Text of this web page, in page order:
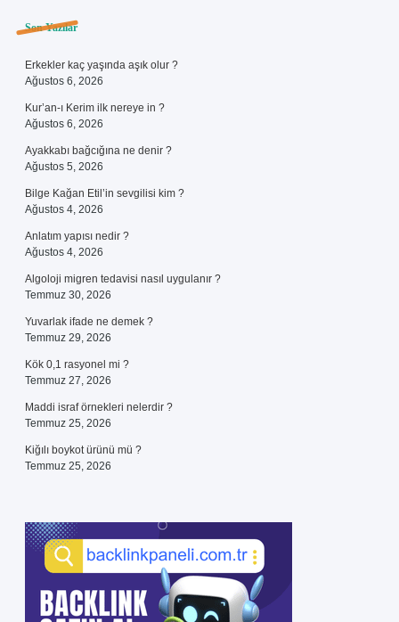
Sidebar
Son Yazılar
Erkekler kaç yaşında aşık olur ?
Ağustos 6, 2026
Kur’an-ı Kerim ilk nereye in ?
Ağustos 6, 2026
Ayakkabı bağcığına ne denir ?
Ağustos 5, 2026
Bilge Kağan Etil’in sevgilisi kim ?
Ağustos 4, 2026
Anlatım yapısı nedir ?
Ağustos 4, 2026
Algoloji migren tedavisi nasıl uygulanır ?
Temmuz 30, 2026
Yuvarlak ifade ne demek ?
Temmuz 29, 2026
Kök 0,1 rasyonel mi ?
Temmuz 27, 2026
Maddi israf örnekleri nelerdir ?
Temmuz 25, 2026
Kiğılı boykot ürünü mü ?
Temmuz 25, 2026